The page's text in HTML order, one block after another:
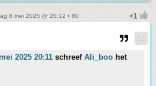
8 mei 2025 @ 20:12 • 80
2025 20:11 schreef Ali_boo het